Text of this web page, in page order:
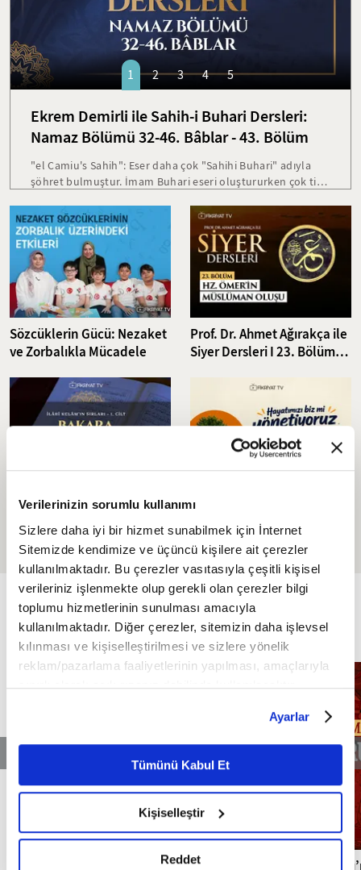
Verilerinizin sorumlu kullanımı
Sizlere daha iyi bir hizmet sunabilmek için İnternet
Sitemizde kendimize ve üçüncü kişilere ait çerezler
kullanılmaktadır. Bu çerezler vasıtasıyla çeşitli kişisel
verileriniz işlenmekte olup gerekli olan çerezler bilgi
toplumu hizmetlerinin sunulması amacıyla
kullanılmaktadır. Diğer çerezler, sitemizin daha işlevsel
kılınması ve kişiselleştirilmesi ve sizlere yönelik
reklam/pazarlama faaliyetlerinin yapılması, amaçlarıyla
sınırlı olarak açık rızanız dahilinde kullanılacaktır.
belirleyebilirsiniz. Çerezlere ilişkin detaylı bilgi için
Ayarlar butonuna tıklayabilir,Çerez Bilgilendirme
Metnimizi ziyaret edebilirsiniz.
6698 sayılı Kişisel Verilerin Korunması Kanunu uyarınca
okumak ve sitemizi ziyaretiniz kapsamında
gerçekleştirilen veri işleme faaliyetleri ile ilgili daha
detaylı bilgi almak için lütfentıklayınız.
Ayarlar
Tümünü Kabul Et
Kişiselleştir
Reddet
Ekrem Demirli ile Sahih-i Buhari Dersleri:
Namaz Bölümü 32-46. Bâblar - 43. Bölüm
"el Camiu's Sahih": Eser daha çok "Sahihi Buhari" adıyla
şöhret bulmuştur. İmam Buhari eseri oluştururken çok titiz
cerh ve tadil yöntemine göre hadis belirleyerek on beş
sene sonunda iki kapak arasında toplayabilmiştir. Kendi
tabiri ile her babı yazarken mutlaka gusül abdesti almış ve
Efendimizin (SAV) sözlerine büyük ihtimam göstermiştir.
1 2 3 4 5
Sözcüklerin Gücü: Nezaket
ve Zorbalıkla Mücadele
Prof. Dr. Ahmet Ağırakça ile
Siyer Dersleri I 23. Bölüm:
Abdulkerim Kuşeyri - İlahi
Kelam'ın Sırları 11. Bölüm I
Bakara Suresi 25-27.
Ayetler Tefsiri
Hayatımızı biz mi
yönetiyoruz yoksa
alışkanlıklarımız mı? I
Çerezlik 7. Bölüm I Fikriyat
FİKRİYAT ÖZEL
ÖZEL